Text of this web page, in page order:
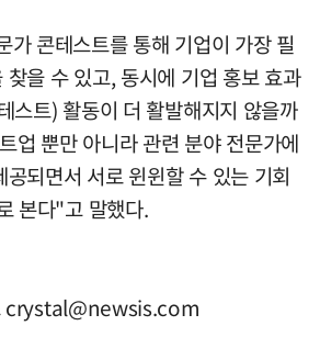
가 콘테스트를 통해 기업이 가장 필
찾을 수 있고, 동시에 기업 홍보 효과
스트) 활동이 더 활발해지지 않을까
업 뿐만 아니라 관련 분야 전문가에
되면서 서로 윈윈할 수 있는 기회
본다"고 말했다.
crystal@newsis.com